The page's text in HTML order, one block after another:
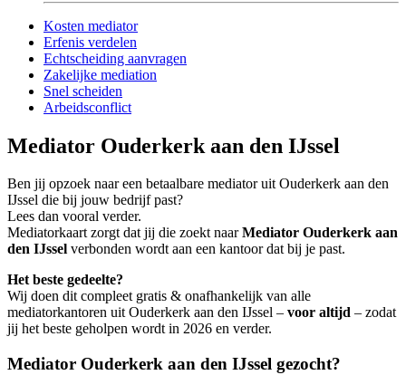
Kosten mediator
Erfenis verdelen
Echtscheiding aanvragen
Zakelijke mediation
Snel scheiden
Arbeidsconflict
Mediator Ouderkerk aan den IJssel
Ben jij opzoek naar een betaalbare mediator uit Ouderkerk aan den
IJssel die bij jouw bedrijf past?
Lees dan vooral verder.
Mediatorkaart zorgt dat jij die zoekt naarMediator Ouderkerk aan
den IJssel verbonden wordt aan een kantoor dat bij je past.
Het beste gedeelte?
Wij doen dit compleet gratis & onafhankelijk van alle
mediatorkantoren uit Ouderkerk aan den IJssel – voor altijd – zodat
jij het beste geholpen wordt in 2026 en verder.
Mediator Ouderkerk aan den IJssel gezocht?